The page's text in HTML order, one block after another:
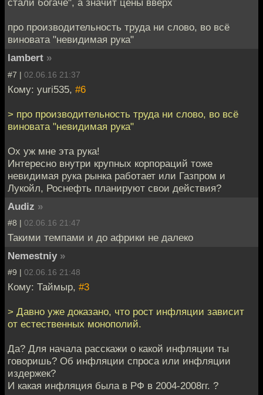
стали богаче", а значит цены вверх
про производительность труда ни слово, во всё
виновата "невидимая рука"
lambert »
#7 | 02.06.16 21:37
Кому: yuri535, #6
> про производительность труда ни слово, во всё
виновата "невидимая рука"
Ох уж мне эта рука!
Интересно внутри крупных корпораций тоже
невидимая рука рынка работает или Газпром и
Лукойл, Роснефть планируют свои действия?
Audiz »
#8 | 02.06.16 21:47
Такими темпами и до африки не далеко
Nemestniy »
#9 | 02.06.16 21:48
Кому: Таймыр, #3
> Давно уже доказано, что рост инфляции зависит
от естественных монополий.
Да? Для начала расскажи о какой инфляции ты
говоришь? Об инфляции спроса или инфляции
издержек?
И какая инфляция была в РФ в 2004-2008гг. ?